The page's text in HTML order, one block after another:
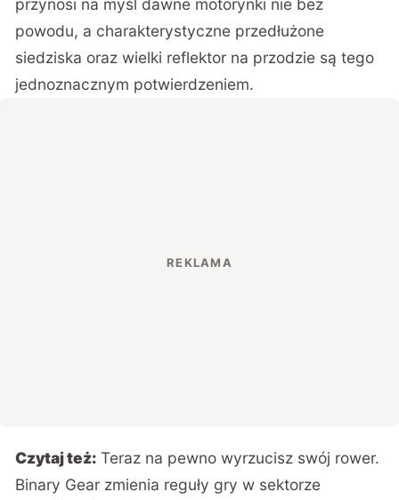
przynosi na myśl dawne motorynki nie bez
powodu, a charakterystyczne przedłużone
siedziska oraz wielki reflektor na przodzie są tego
jednoznacznym potwierdzeniem.
Czytaj też: Teraz na pewno wyrzucisz swój rower.
Binary Gear zmienia reguły gry w sektorze